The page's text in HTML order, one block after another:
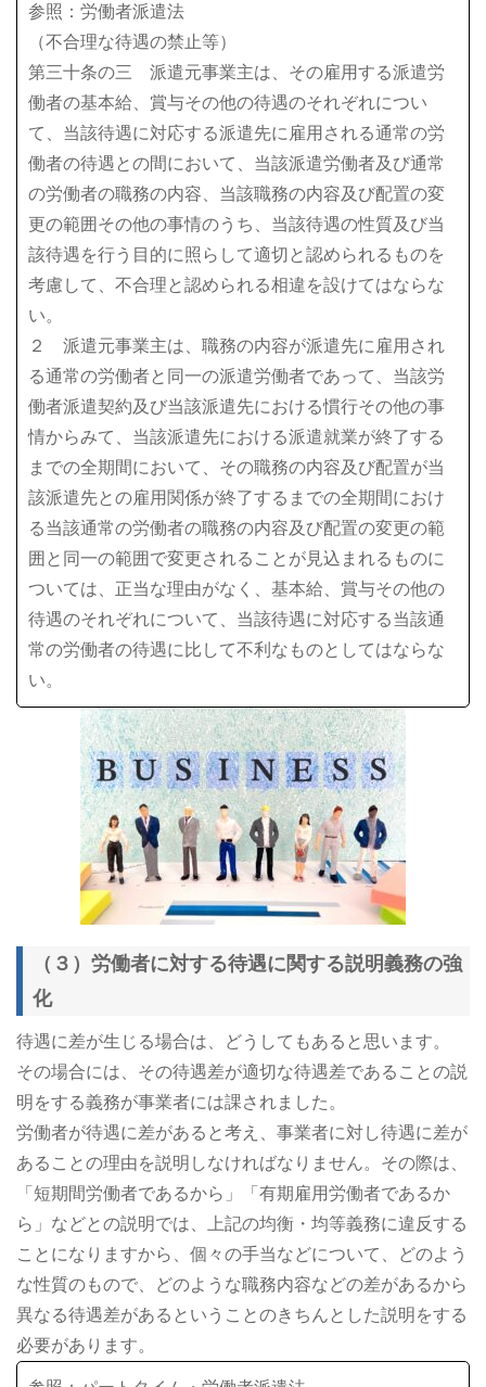
参照：労働者派遣法
（不合理な待遇の禁止等）
第三十条の三 派遣元事業主は、その雇用する派遣労
働者の基本給、賞与その他の待遇のそれぞれについ
て、当該待遇に対応する派遣先に雇用される通常の労
働者の待遇との間において、当該派遣労働者及び通常
の労働者の職務の内容、当該職務の内容及び配置の変
更の範囲その他の事情のうち、当該待遇の性質及び当
該待遇を行う目的に照らして適切と認められるものを
考慮して、不合理と認められる相違を設けてはならな
い。
２ 派遣元事業主は、職務の内容が派遣先に雇用され
る通常の労働者と同一の派遣労働者であって、当該労
働者派遣契約及び当該派遣先における慣行その他の事
情からみて、当該派遣先における派遣就業が終了する
までの全期間において、その職務の内容及び配置が当
該派遣先との雇用関係が終了するまでの全期間におけ
る当該通常の労働者の職務の内容及び配置の変更の範
囲と同一の範囲で変更されることが見込まれるものに
ついては、正当な理由がなく、基本給、賞与その他の
待遇のそれぞれについて、当該待遇に対応する当該通
常の労働者の待遇に比して不利なものとしてはならな
い。
（３）労働者に対する待遇に関する説明義務の強
化
待遇に差が生じる場合は、どうしてもあると思います。
その場合には、その待遇差が適切な待遇差であることの説
明をする義務が事業者には課されました。
労働者が待遇に差があると考え、事業者に対し待遇に差が
あることの理由を説明しなければなりません。その際は、
「短期間労働者であるから」「有期雇用労働者であるか
ら」などとの説明では、上記の均衡・均等義務に違反する
ことになりますから、個々の手当などについて、どのよう
な性質のもので、どのような職務内容などの差があるから
異なる待遇差があるということのきちんとした説明をする
必要があります。